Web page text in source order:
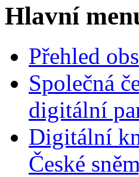
Hlavní
Přehled
Společná
digitální
Digitální
České